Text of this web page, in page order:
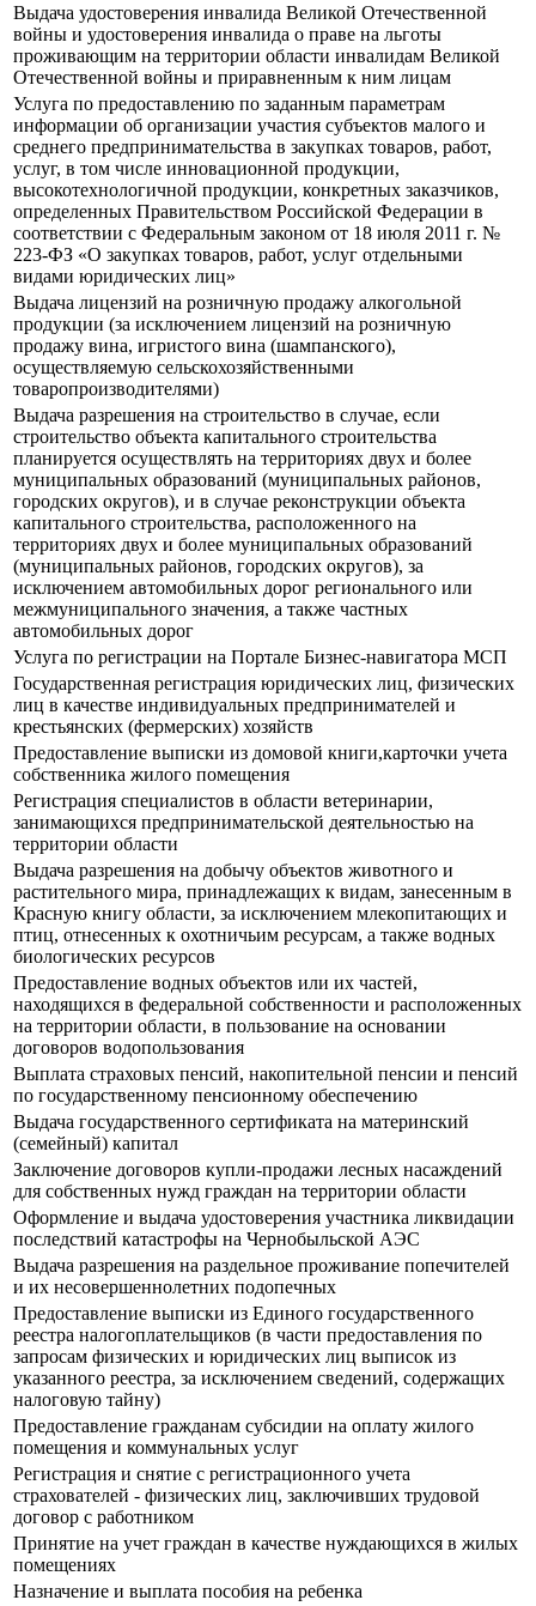
Выдача удостоверения инвалида Великой Отечественной
войны и удостоверения инвалида о праве на льготы
проживающим на территории области инвалидам Великой
Отечественной войны и приравненным к ним лицам
Услуга по предоставлению по заданным параметрам
информации об организации участия субъектов малого и
среднего предпринимательства в закупках товаров, работ,
услуг, в том числе инновационной продукции,
высокотехнологичной продукции, конкретных заказчиков,
определенных Правительством Российской Федерации в
соответствии с Федеральным законом от 18 июля 2011 г. №
223-ФЗ «О закупках товаров, работ, услуг отдельными
видами юридических лиц»
Выдача лицензий на розничную продажу алкогольной
продукции (за исключением лицензий на розничную
продажу вина, игристого вина (шампанского),
осуществляемую сельскохозяйственными
товаропроизводителями)
Выдача разрешения на строительство в случае, если
строительство объекта капитального строительства
планируется осуществлять на территориях двух и более
муниципальных образований (муниципальных районов,
городских округов), и в случае реконструкции объекта
капитального строительства, расположенного на
территориях двух и более муниципальных образований
(муниципальных районов, городских округов), за
исключением автомобильных дорог регионального или
межмуниципального значения, а также частных
автомобильных дорог
Услуга по регистрации на Портале Бизнес-навигатора МСП
Государственная регистрация юридических лиц, физических
лиц в качестве индивидуальных предпринимателей и
крестьянских (фермерских) хозяйств
Предоставление выписки из домовой книги,карточки учета
собственника жилого помещения
Регистрация специалистов в области ветеринарии,
занимающихся предпринимательской деятельностью на
территории области
Выдача разрешения на добычу объектов животного и
растительного мира, принадлежащих к видам, занесенным в
Красную книгу области, за исключением млекопитающих и
птиц, отнесенных к охотничьим ресурсам, а также водных
биологических ресурсов
Предоставление водных объектов или их частей,
находящихся в федеральной собственности и расположенных
на территории области, в пользование на основании
договоров водопользования
Выплата страховых пенсий, накопительной пенсии и пенсий
по государственному пенсионному обеспечению
Выдача государственного сертификата на материнский
(семейный) капитал
Заключение договоров купли-продажи лесных насаждений
для собственных нужд граждан на территории области
Оформление и выдача удостоверения участника ликвидации
последствий катастрофы на Чернобыльской АЭС
Выдача разрешения на раздельное проживание попечителей
и их несовершеннолетних подопечных
Предоставление выписки из Единого государственного
реестра налогоплательщиков (в части предоставления по
запросам физических и юридических лиц выписок из
указанного реестра, за исключением сведений, содержащих
налоговую тайну)
Предоставление гражданам субсидии на оплату жилого
помещения и коммунальных услуг
Регистрация и снятие с регистрационного учета
страхователей - физических лиц, заключивших трудовой
договор с работником
Принятие на учет граждан в качестве нуждающихся в жилых
помещениях
Назначение и выплата пособия на ребенка